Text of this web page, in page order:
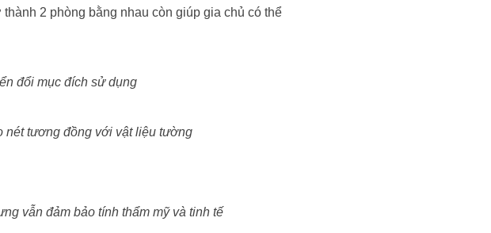
2 phòng bằng nhau còn giúp gia chủ có thể
đổi mục đích sử dụng
nét tương đồng với vật liệu tường
vẫn đảm bảo tính thẩm mỹ và tinh tế